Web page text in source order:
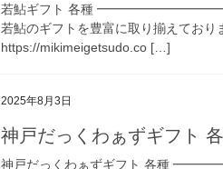
若鮎ギフト 各種
若鮎のギフトを豊富に取り揃えて
https://mikimeigetsudo.co […]
2025年8月3日
神戸だっくわぁずギフト
神戸だっくわぁずギフト 各種